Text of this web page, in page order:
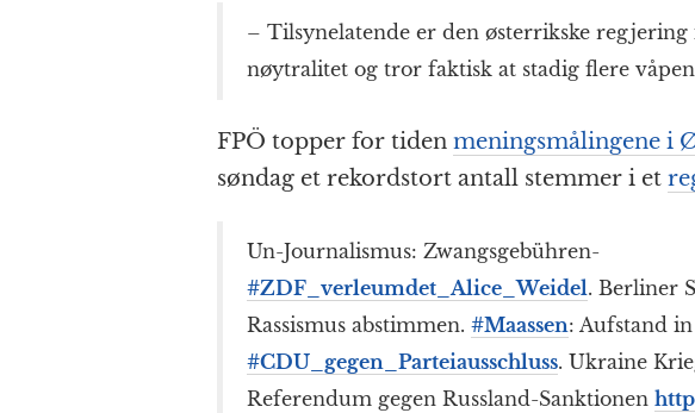
– Tilsynelatende er den østerrikske regjering
nøytralitet og tror faktisk at stadig flere
FPÖ topper for tiden meningsmålingene i
søndag et rekordstort antall stemmer i et
Un-Journalismus: Zwangsgebühren-
#ZDF_verleumdet_Alice_Weidel. Berliner
Rassismus abstimmen. #Maassen: Aufstand
#CDU_gegen_Parteiausschluss. Ukraine
Referendum gegen Russland-Sanktionen